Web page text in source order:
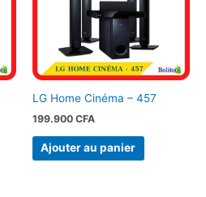
LG Home Cinéma – 457
199.900 CFA
Ajouter au panier